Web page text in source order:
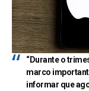
“Durante o
marco
informar que